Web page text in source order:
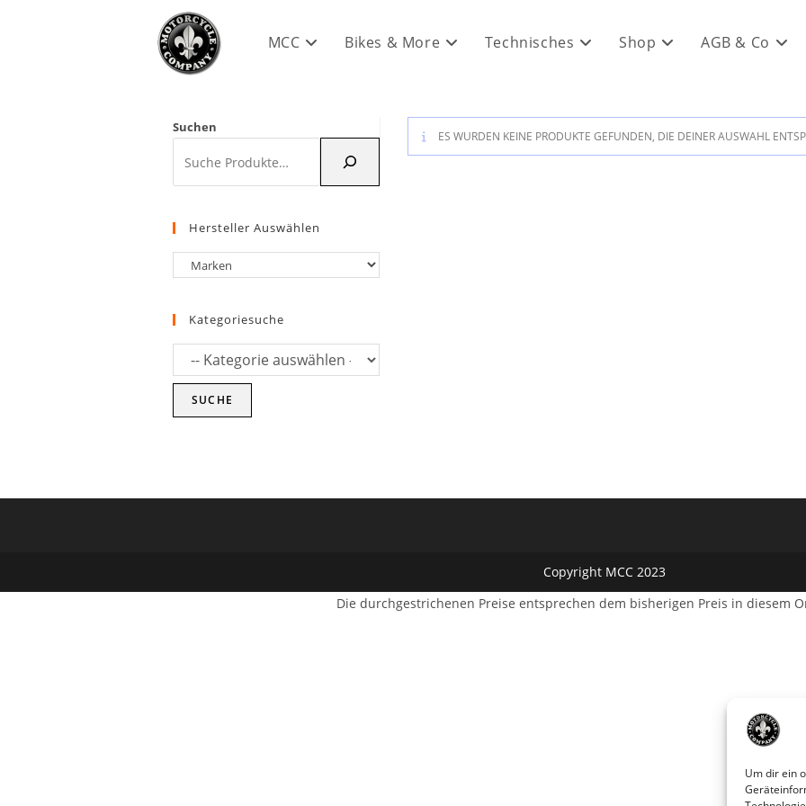
Um dir ein
MCC Bikes & More Technisches Shop AGB & Co
ES WURDEN KEINE PRODUKTE GEFUNDEN, DIE DEINER AUSWAHL
Suchen
Hersteller Auswählen
Kategoriesuche
SUCHE
Copyright MCC 2023
Die durchgestrichenen Preise entsprechen dem bisherigen Preis in diesem